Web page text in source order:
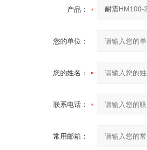
产品：
您的单位：
您的姓名：
联系电话：
常用邮箱：